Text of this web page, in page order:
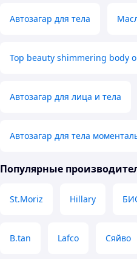
Автозагар для тела
Top beauty shimmering body
Автозагар для лица и тела
Автозагар для тела
Популярные
St.Moriz Hillary
B.tan Lafco Сяйво